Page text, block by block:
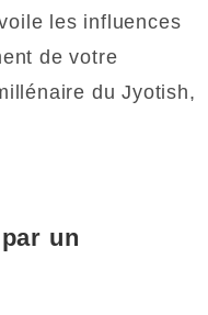
les influences
de votre
du Jyotish,
un